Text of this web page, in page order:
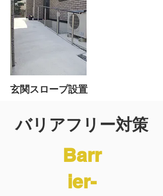
玄関スロープ設置
バリアフリー対策
Barr
ier-